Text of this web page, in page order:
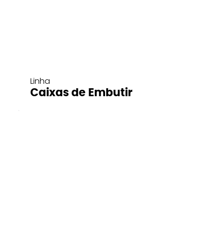
Linha
Caixas de Embutir